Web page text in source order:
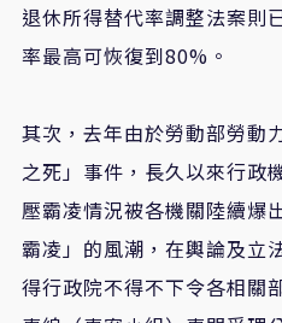
退休所得替代率調整法案則
率最高可恢復到80%。
其次，去年由於勞動部勞動
之死」事件，長久以來行政
壓霸凌情況被各機關陸續爆
霸凌」的風潮，在輿論及立
得行政院不得不下令各相關